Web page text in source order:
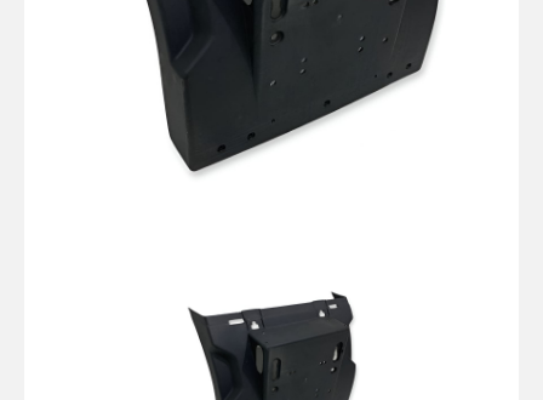
Запчасти кузова и зеркала
Малый коммерческий транспорт
Маркировочные знаки и светоотражатели
Пневматические соединения
Автономное отопление и
кондиционировани
Стяжные ремни и тросы